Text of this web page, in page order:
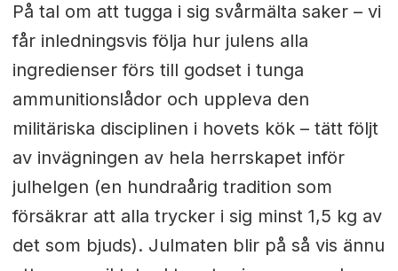
På tal om att tugga i sig svårmälta saker – vi
får inledningsvis följa hur julens alla
ingredienser förs till godset i tunga
ammunitionslådor och uppleva den
militäriska disciplinen i hovets kök – tätt följt
av invägningen av hela herrskapet inför
julhelgen (en hundraårig tradition som
försäkrar att alla trycker i sig minst 1,5 kg av
det som bjuds). Julmaten blir på så vis ännu